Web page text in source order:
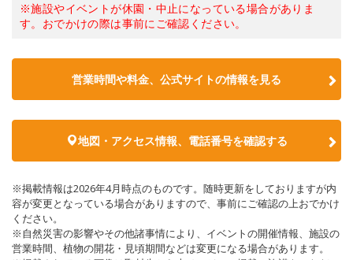
※施設やイベントが休園・中止になっている場合がありま
す。おでかけの際は事前にご確認ください。
営業時間や料金、公式サイトの情報を見る
地図・アクセス情報、電話番号を確認する
※掲載情報は2026年4月時点のものです。随時更新をしておりますが内
容が変更となっている場合がありますので、事前にご確認の上おでかけ
ください。
※自然災害の影響やその他諸事情により、イベントの開催情報、施設の
営業時間、植物の開花・見頃期間などは変更になる場合があります。